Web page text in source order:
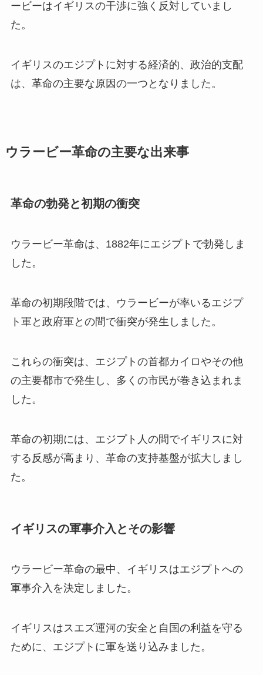
ービーはイギリスの干渉に強く反対していまし
た。
イギリスのエジプトに対する経済的、政治的支配
は、革命の主要な原因の一つとなりました。
ウラービー革命の主要な出来事
革命の勃発と初期の衝突
ウラービー革命は、1882年にエジプトで勃発しま
した。
革命の初期段階では、ウラービーが率いるエジプ
ト軍と政府軍との間で衝突が発生しました。
これらの衝突は、エジプトの首都カイロやその他
の主要都市で発生し、多くの市民が巻き込まれま
した。
革命の初期には、エジプト人の間でイギリスに対
する反感が高まり、革命の支持基盤が拡大しまし
た。
イギリスの軍事介入とその影響
ウラービー革命の最中、イギリスはエジプトへの
軍事介入を決定しました。
イギリスはスエズ運河の安全と自国の利益を守る
ために、エジプトに軍を送り込みました。